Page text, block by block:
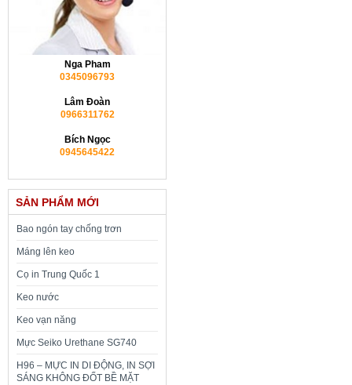
Nga Pham
0345096793
Lâm Đoàn
0966311762
Bích Ngọc
0945645422
SẢN PHẨM MỚI
Bao ngón tay chống trơn
Máng lên keo
Cọ in Trung Quốc 1
Keo nước
Keo vạn năng
Mực Seiko Urethane SG740
H96 – MỰC IN DI ĐỘNG, IN SỢI
SÁNG KHÔNG ĐỐT BỀ MẶT